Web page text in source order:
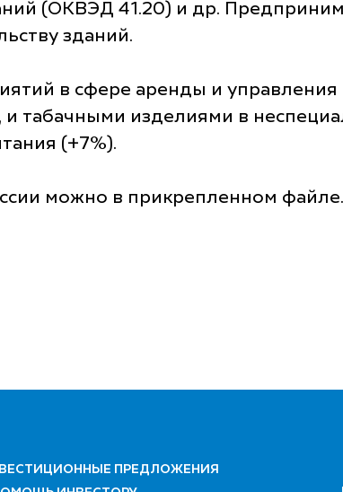
(ОКВЭД 41.20) и др.
зданий.
в сфере аренды и управления
табачными изделиями в
(+7%).
можно в прикрепленном файле.
ПРЕДЛОЖЕНИЯ